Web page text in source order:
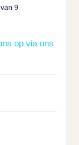
9
op via ons